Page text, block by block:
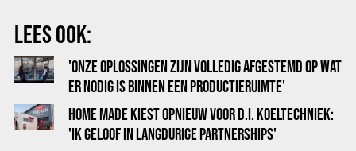
LEES OOK:
'ONZE OPLOSSINGEN ZIJN VOLLEDIG AFGESTEMD OP WAT
ER NODIG IS BINNEN EEN PRODUCTIERUIMTE'
HOME MADE KIEST OPNIEUW VOOR D.I. KOELTECHNIEK:
'IK GELOOF IN LANGDURIGE PARTNERSHIPS'